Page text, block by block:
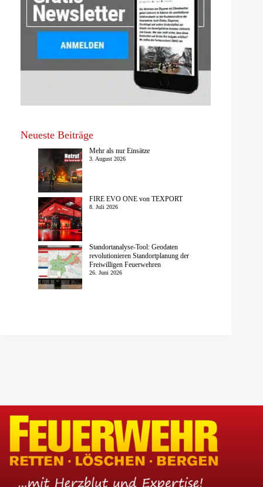
Neueste Beiträge
Mehr als nur Einsätze
3. August 2026
FIRE EVO ONE von TEXPORT
8. Juli 2026
Standortanalyse-Tool: Geodaten
revolutionieren Standortplanung der
Freiwilligen Feuerwehren
26. Juni 2026